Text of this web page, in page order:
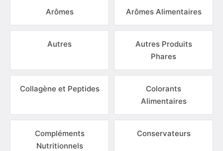
Arômes Arômes Alimentaires
Autres
Autres Produits
Phares
Collagène et Peptides
Colorants
Alimentaires
Compléments
Nutritionnels
Conservateurs